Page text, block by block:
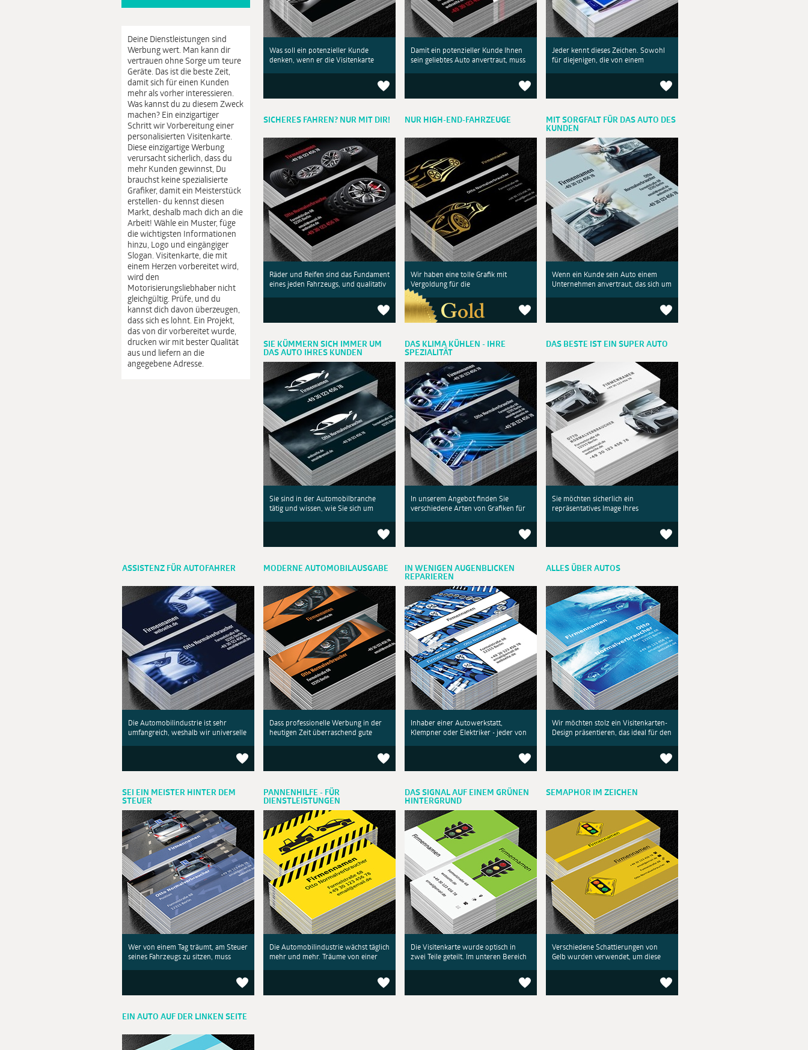
Deine Dienstleistungen sind
Werbung wert. Man kann dir
vertrauen ohne Sorge um teure
Geräte. Das ist die beste Zeit,
damit sich für einen Kunden
mehr als vorher interessieren.
Was kannst du zu diesem Zweck
machen? Ein einzigartiger
Schritt wir Vorbereitung einer
personalisierten Visitenkarte.
Diese einzigartige Werbung
verursacht sicherlich, dass du
mehr Kunden gewinnst, Du
brauchst keine spezialisierte
Grafiker, damit ein Meisterstück
erstellen- du kennst diesen
Markt, deshalb mach dich an die
Arbeit! Wähle ein Muster, füge
die wichtigsten Informationen
hinzu, Logo und eingängiger
Slogan. Visitenkarte, die mit
einem Herzen vorbereitet wird,
wird den
Motorisierungsliebhaber nicht
gleichgültig. Prüfe, und du
kannst dich davon überzeugen,
dass sich es lohnt. Ein Projekt,
das von dir vorbereitet wurde,
drucken wir mit bester Qualität
aus und liefern an die
angegebene Adresse.
Was soll ein potenzieller Kunde
denken, wenn er die Visitenkarte
Damit ein potenzieller Kunde Ihnen
sein geliebtes Auto anvertraut, muss
Jeder kennt dieses Zeichen. Sowohl
für diejenigen, die von einem
SICHERES FAHREN? NUR MIT DIR!
Räder und Reifen sind das Fundament
eines jeden Fahrzeugs, und qualitativ
NUR HIGH-END-FAHRZEUGE
Wir haben eine tolle Grafik mit
Vergoldung für die
MIT SORGFALT FÜR DAS AUTO DES
KUNDEN
Wenn ein Kunde sein Auto einem
Unternehmen anvertraut, das sich um
SIE KÜMMERN SICH IMMER UM
DAS AUTO IHRES KUNDEN
Sie sind in der Automobilbranche
tätig und wissen, wie Sie sich um
DAS KLIMA KÜHLEN - IHRE
SPEZIALITÄT
In unserem Angebot finden Sie
verschiedene Arten von Grafiken für
DAS BESTE IST EIN SUPER AUTO
Sie möchten sicherlich ein
repräsentatives Image Ihres
ASSISTENZ FÜR AUTOFAHRER
Die Automobilindustrie ist sehr
umfangreich, weshalb wir universelle
MODERNE AUTOMOBILAUSGABE
Dass professionelle Werbung in der
heutigen Zeit überraschend gute
IN WENIGEN AUGENBLICKEN
REPARIEREN
Inhaber einer Autowerkstatt,
Klempner oder Elektriker - jeder von
ALLES ÜBER AUTOS
Wir möchten stolz ein Visitenkarten-
Design präsentieren, das ideal für den
SEI EIN MEISTER HINTER DEM
STEUER
Wer von einem Tag träumt, am Steuer
seines Fahrzeugs zu sitzen, muss
PANNENHILFE - FÜR
DIENSTLEISTUNGEN
Die Automobilindustrie wächst täglich
mehr und mehr. Träume von einer
DAS SIGNAL AUF EINEM GRÜNEN
HINTERGRUND
Die Visitenkarte wurde optisch in
zwei Teile geteilt. Im unteren Bereich
SEMAPHOR IM ZEICHEN
Verschiedene Schattierungen von
Gelb wurden verwendet, um diese
EIN AUTO AUF DER LINKEN SEITE